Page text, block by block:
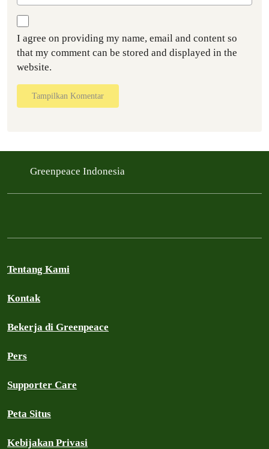
I agree on providing my name, email and content so
that my comment can be stored and displayed in the
website.
Tampilkan Komentar
Greenpeace Indonesia
Tentang Kami
Kontak
Bekerja di Greenpeace
Pers
Supporter Care
Peta Situs
Kebijakan Privasi